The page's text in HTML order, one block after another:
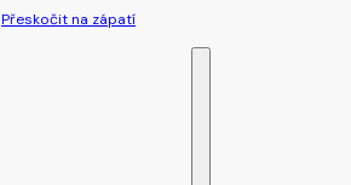
Přeskočit na zápatí